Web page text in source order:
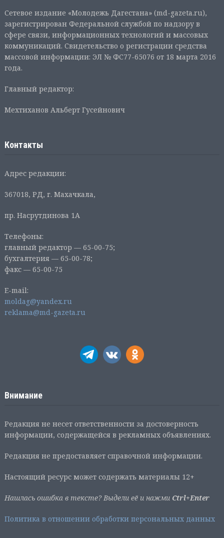
Сетевое издание «Молодежь Дагестана» (md-gazeta.ru),
зарегистрирован Федеральной службой по надзору в
сфере связи, информационных технологий и массовых
коммуникаций. Свидетельство о регистрации средства
массовой информации: ЭЛ № ФС77-65076 от 18 марта 2016
года.
Главный редактор:
Мехтиханов Альберт Гусейнович
Контакты
Адрес редакции:
367018, РД, г. Махачкала,
пр. Насрутдинова 1А
Телефоны:
главный редактор — 65-00-75;
бухгалтерия — 65-00-78;
факс — 65-00-75
E-mail:
moldag@yandex.ru
reklama@md-gazeta.ru
Внимание
Редакция не несет ответственности за достоверность
информации, содержащейся в рекламных объявлениях.
Редакция не предоставляет справочной информации.
Настоящий ресурс может содержать материалы 12+
Нашлась ошибка в тексте? Выдели её и нажми Ctrl+Enter
Политика в отношении обработки персональных данных